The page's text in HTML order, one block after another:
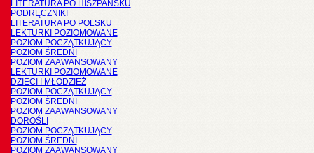
LITERATURA PO HISZPAŃSKU
PODRĘCZNIKI
LITERATURA PO POLSKU
LEKTURKI POZIOMOWANE
POZIOM POCZĄTKUJĄCY
POZIOM ŚREDNI
POZIOM ZAAWANSOWANY
LEKTURKI POZIOMOWANE
DZIECI I MŁODZIEŻ
POZIOM POCZĄTKUJĄCY
POZIOM ŚREDNI
POZIOM ZAAWANSOWANY
DOROŚLI
POZIOM POCZĄTKUJĄCY
POZIOM ŚREDNI
POZIOM ZAAWANSOWANY